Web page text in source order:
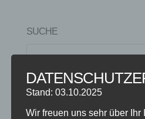
SUCHE
NEUESTE BEITRÄGE
SCHNUPPERTAG 2026
Stand: 03.10.2025
Wir freuen uns sehr über Ihr